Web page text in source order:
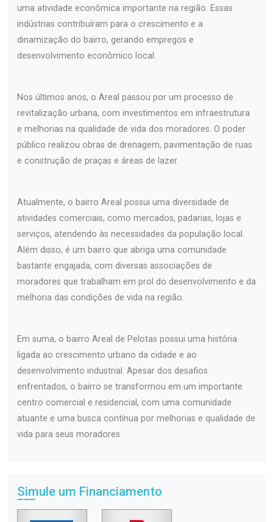
uma atividade econômica importante na região. Essas
indústrias contribuíram para o crescimento e a
dinamização do bairro, gerando empregos e
desenvolvimento econômico local.
Nos últimos anos, o Areal passou por um processo de
revitalização urbana, com investimentos em infraestrutura
e melhorias na qualidade de vida dos moradores. O poder
público realizou obras de drenagem, pavimentação de ruas
e construção de praças e áreas de lazer.
Atualmente, o bairro Areal possui uma diversidade de
atividades comerciais, como mercados, padarias, lojas e
serviços, atendendo às necessidades da população local.
Além disso, é um bairro que abriga uma comunidade
bastante engajada, com diversas associações de
moradores que trabalham em prol do desenvolvimento e da
melhoria das condições de vida na região.
Em suma, o bairro Areal de Pelotas possui uma história
ligada ao crescimento urbano da cidade e ao
desenvolvimento industrial. Apesar dos desafios
enfrentados, o bairro se transformou em um importante
centro comercial e residencial, com uma comunidade
atuante e uma busca contínua por melhorias e qualidade de
vida para seus moradores.
Simule um Financiamento